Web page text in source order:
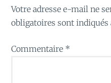
Votre adresse e-mail ne
obligatoires sont indiqués
Commentaire *